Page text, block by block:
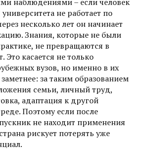
не работает по
несколько лет он начинает
Знания, которые не были
не превращаются в
Это касается не только
вузов, но именно в их
за таким образованием
семьи, личный труд,
адаптация к другой
Поэтому если после
не находит применения
рискует потерять уже